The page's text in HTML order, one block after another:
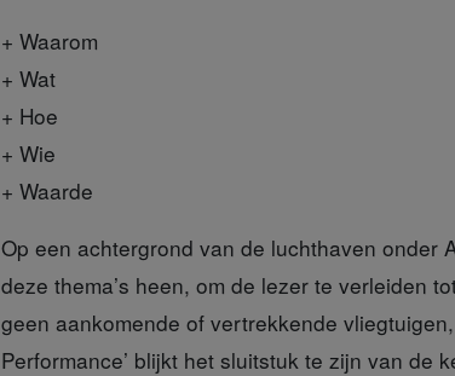
+ Waarom
+ Wat
+ Hoe
+ Wie
+ Waarde
Op een achtergrond van de luchthaven onder
deze thema’s heen, om de lezer te verleiden
geen aankomende of vertrekkende
Performance’ blijkt het sluitstuk te zijn van de